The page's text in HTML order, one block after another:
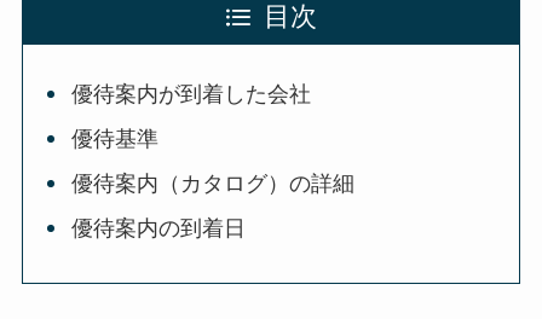
目次
優待案内が到着した会社
優待基準
優待案内（カタログ）の詳細
優待案内の到着日